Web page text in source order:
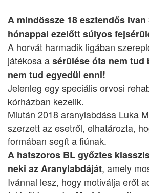
A mindössze 18 esztendős
hónappal ezelőtt súlyos
A horvát harmadik ligában
játékosa asérülése óta nem tud
nem tud egyedül enni!
Jelenleg egy speciális orvosi
kórházban kezelik.
Miután 2018 aranylabdása Luka
szerzett az esetről, elhatározta,
formában segít a fiúnak.
A hatszoros BL győztes
neki az Aranylabdáját, amely
Ivánnal lesz, hogy motiválja erőt